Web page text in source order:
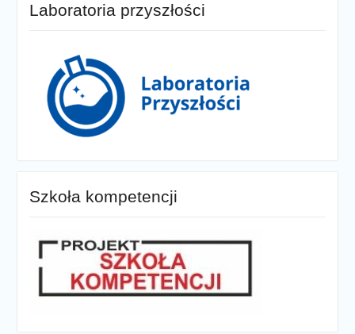
Laboratoria przyszłości
Szkoła kompetencji